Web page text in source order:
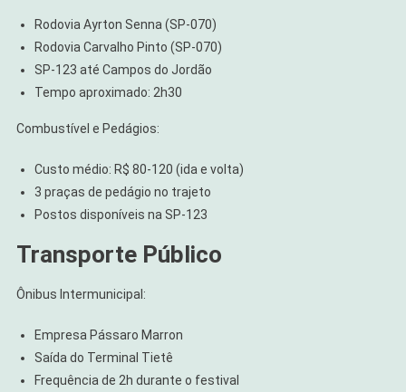
Rodovia Ayrton Senna (SP-070)
Rodovia Carvalho Pinto (SP-070)
SP-123 até Campos do Jordão
Tempo aproximado: 2h30
Combustível e Pedágios:
Custo médio: R$ 80-120 (ida e volta)
3 praças de pedágio no trajeto
Postos disponíveis na SP-123
Transporte Público
Ônibus Intermunicipal:
Empresa Pássaro Marron
Saída do Terminal Tietê
Frequência de 2h durante o festival